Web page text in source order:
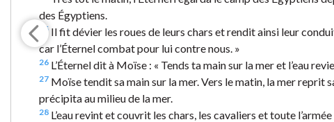
des Égyptiens.
25 Il fit dévier les roues de leurs chars et rendit ainsi leur
car l’Éternel combat pour lui contre nous. »
26 L’Éternel dit à Moïse : « Tends ta main sur la mer et l’eau
27 Moïse tendit sa main sur la mer. Vers le matin, la mer reprit
précipita au milieu de la mer.
28 L’eau revint et couvrit les chars, les cavaliers et toute